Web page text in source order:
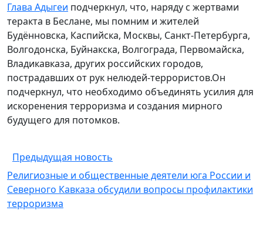
Глава Адыгеи подчеркнул, что, наряду с жертвами
теракта в Беслане, мы помним и жителей
Будённовска, Каспийска, Москвы, Санкт-Петербурга,
Волгодонска, Буйнакска, Волгограда, Первомайска,
Владикавказа, других российских городов,
пострадавших от рук нелюдей-террористов.Он
подчеркнул, что необходимо объединять усилия для
искоренения терроризма и создания мирного
будущего для потомков.
Предыдущая новость
Религиозные и общественные деятели юга России и
Северного Кавказа обсудили вопросы профилактики
терроризма